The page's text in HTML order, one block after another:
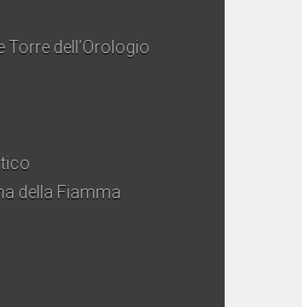
Torre dell’Orologio
della Fiamma